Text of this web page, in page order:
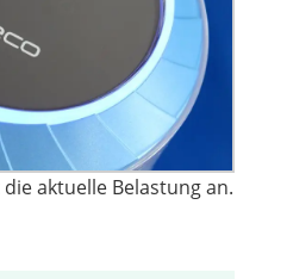
aktuelle Belastung an.